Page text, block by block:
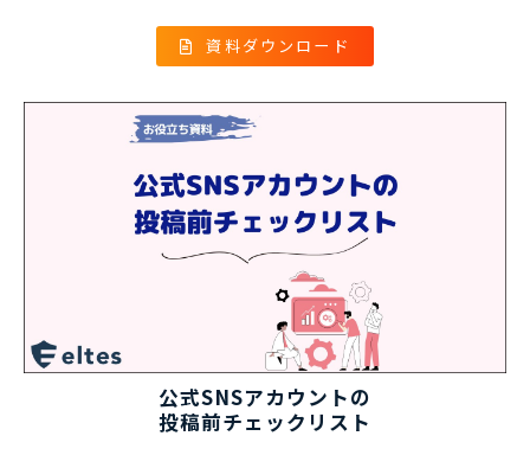
資料ダウンロード
公式SNSアカウントの
投稿前チェックリスト